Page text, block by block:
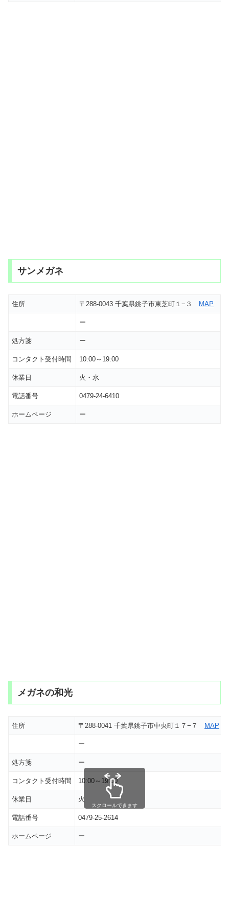
サンメガネ
住所 〒288-0043 千葉県銚子市東芝町１−３ MAP
ー
処方箋 ー
コンタクト受付時間 10:00～19:00
休業日 火・水
電話番号 0479-24-6410
ホームページ ー
メガネの和光
住所 〒288-0041 千葉県銚子市中央町１７−７ MAP
ー
処方箋 ー
コンタクト受付時間 10:00～19:00
休業日 火
電話番号 0479-25-2614
ホームページ ー
スクロールできます